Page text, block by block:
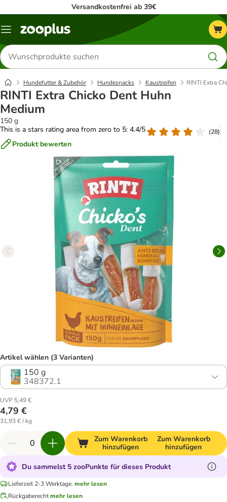
Versandkostenfrei ab 39€
Menü
Produkte
suchen
Hundefutter & Zubehör Hundesnacks Kaustreifen RINTI Extra
RINTI Extra Chicko Dent Huhn
Medium
150 g
This is a stars rating area from zero to 5: 4.4/5
(28)
Produkt bewerten
Artikel wählen (3 Varianten)
150 g
348372.1
UVP 5,49 €
4,79 €
31,93 € / kg
Zum Warenkorb
hinzufügen
Zum Warenkorb
hinzufügen
Du sammelst 5 zooPunkte für dieses Produkt
Lieferzeit 2-3 Werktage. mehr lesen
Rückgaberechtmehr lesen